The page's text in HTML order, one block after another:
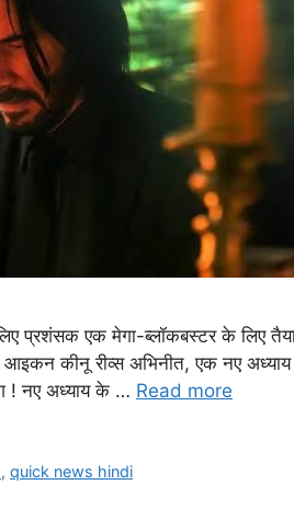
प्रशंसक एक मेगा-ब्लॉकबस्टर के लिए
आइकन कीनू रीव्स अभिनीत, एक नए
! नए अध्याय के … Read more
,quick news hindi